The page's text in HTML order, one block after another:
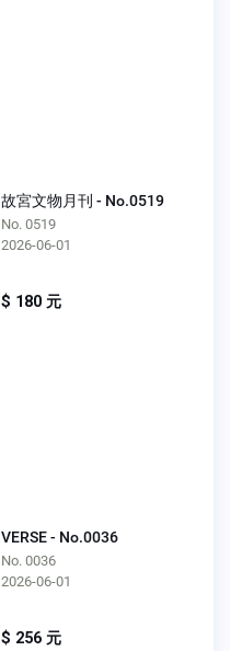
故宮文物月刊 - No.0519
No. 0519
2026-06-01
$ 180 元
VERSE - No.0036
No. 0036
2026-06-01
$ 256 元